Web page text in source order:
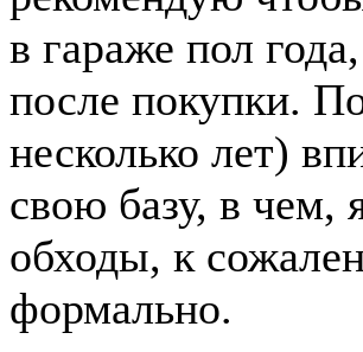
в гараже пол
после покупки.
несколько лет)
свою базу, в чем,
обходы, к
формально.